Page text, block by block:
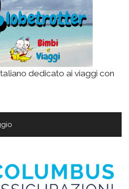
dedicato ai viaggi con